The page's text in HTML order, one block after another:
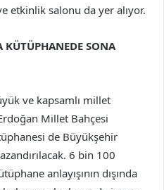
etkinlik salonu da yer alıyor.
KÜTÜPHANEDE SONA
ve kapsamlı millet
Millet Bahçesi
de Büyükşehir
6 bin 100
anlayışının dışında